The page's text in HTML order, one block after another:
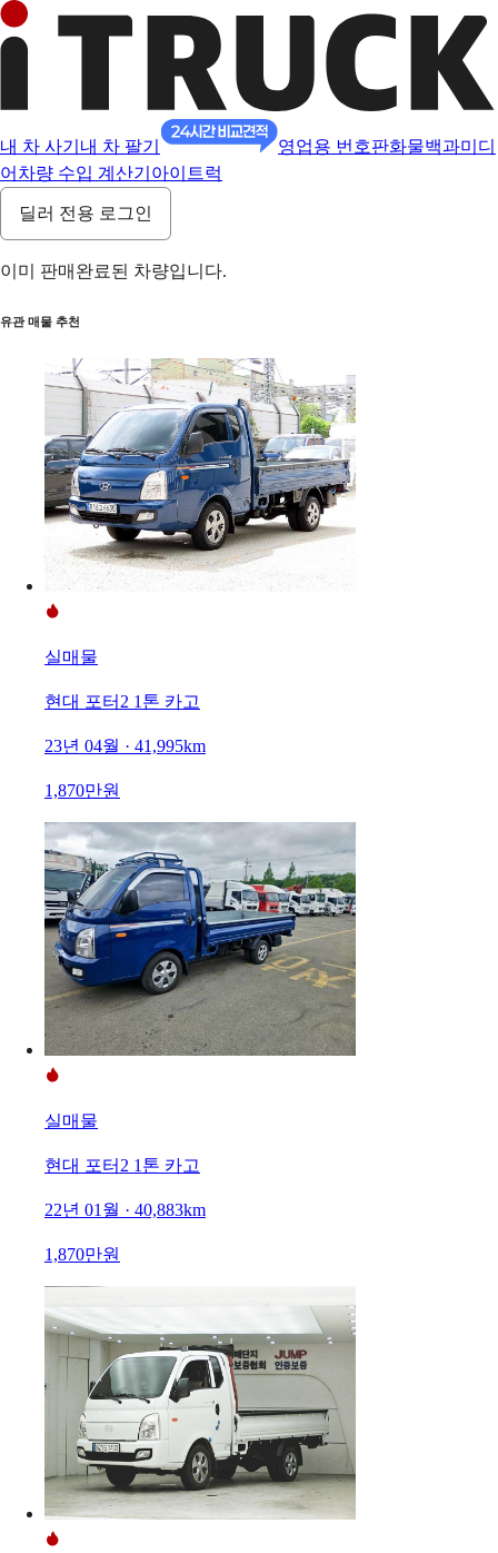
내 차 사기 내 차 팔기 영업용 번호판화물백과미디
어 차량 수입 계산기 아이트럭
딜러 전용 로그인
이미 판매완료된 차량입니다.
유관 매물 추천
실매물
현대 포터2 1톤 카고
23년 04월 · 41,995km
1,870만원
실매물
현대 포터2 1톤 카고
22년 01월 · 40,883km
1,870만원